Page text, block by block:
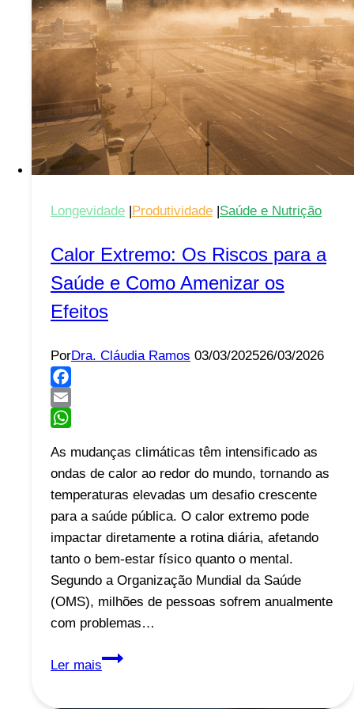
e
Bem-
Estar
Longevidade |Produtividade |Saúde e Nutrição
Calor Extremo: Os Riscos para a
Saúde e Como Amenizar os
Efeitos
PorDra. Cláudia Ramos 03/03/202526/03/2026
As mudanças climáticas têm intensificado as
ondas de calor ao redor do mundo, tornando as
temperaturas elevadas um desafio crescente
para a saúde pública. O calor extremo pode
impactar diretamente a rotina diária, afetando
tanto o bem-estar físico quanto o mental.
Segundo a Organização Mundial da Saúde
(OMS), milhões de pessoas sofrem anualmente
com problemas…
Ler mais
Calor